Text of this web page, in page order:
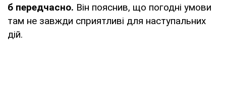
б передчасно. Він пояснив, що погодні умови
там не завжди сприятливі для наступальних
дій.